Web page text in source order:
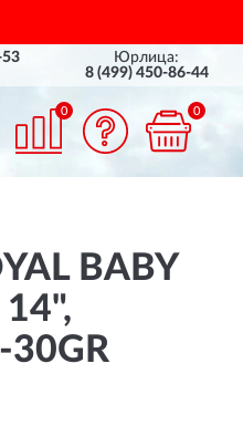
ПОЛНЫЙ
53
Юрлица:
8 (499) 450-86-44
0 0
BABY
14",
30GR